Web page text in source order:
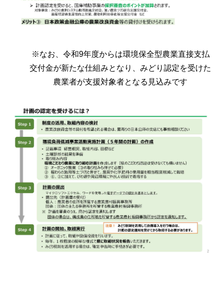
※なお、令和9年度からは環境保全型農業直接支払
交付金が新たな仕組みとなり、みどり認定を受けた
農業者が支援対象者となる見込みです